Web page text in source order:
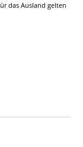
das Ausland gelten